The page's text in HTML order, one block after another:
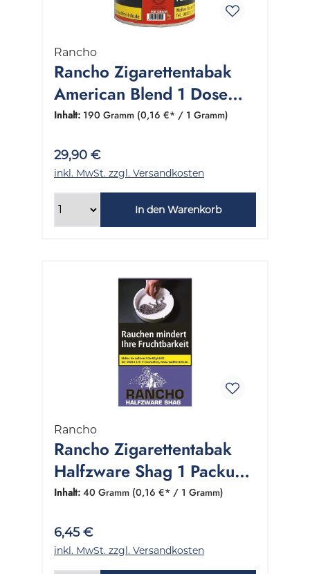
Rancho
Rancho Zigarettentabak
American Blend 1 Dose
190 Gramm
Inhalt: 190 Gramm (0,16 €* / 1 Gramm)
29,90 €
inkl. MwSt. zzgl. Versandkosten
In den Warenkorb
Rancho
Rancho Zigarettentabak
Halfzware Shag 1 Packung
40 Gramm
Inhalt: 40 Gramm (0,16 €* / 1 Gramm)
6,45 €
inkl. MwSt. zzgl. Versandkosten